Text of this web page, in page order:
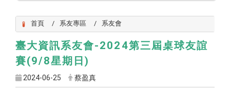
首頁 系友專區 系友會
臺大資訊系友會-2024第三屆桌球友誼
賽(9/8星期日)
2024-06-25 蔡盈真